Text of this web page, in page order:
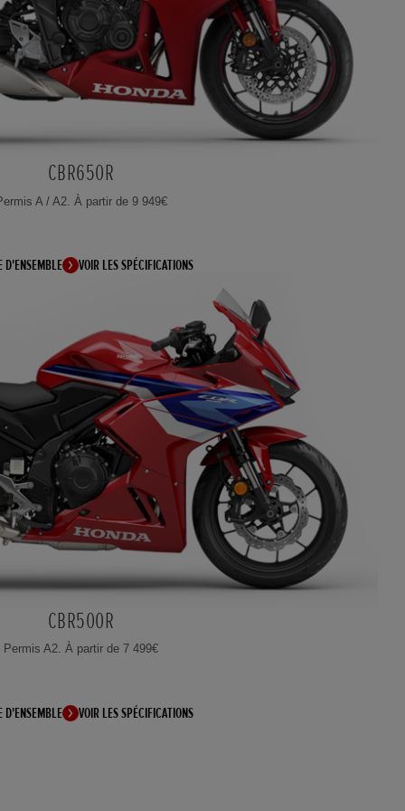
CBR650R
A / A2. À partir de 9 949€
D'ENSEMBLE VOIR LES SPÉCIFICATIONS
CBR500R
Permis A2. À partir de 7 499€
D'ENSEMBLE VOIR LES SPÉCIFICATIONS